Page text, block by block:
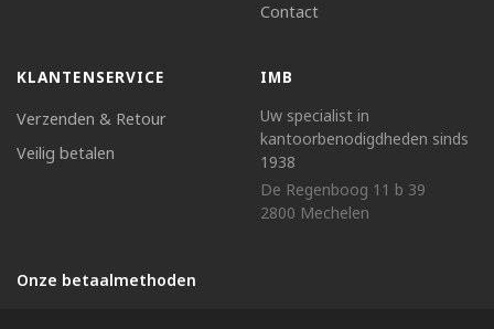
Contact
KLANTENSERVICE
Verzenden & Retour
Veilig betalen
IMB
Uw specialist in
kantoorbenodigdheden sinds
1938
De Regenboog 11 b 39
2800 Mechelen
Onze betaalmethoden